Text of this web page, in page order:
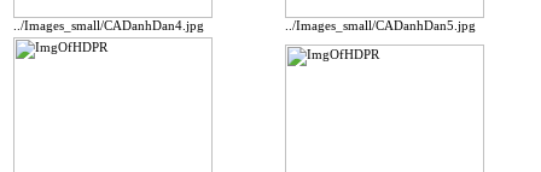
../Images_small/CADanhDan4.jpg ../Images_small/CADanhDan5.jpg